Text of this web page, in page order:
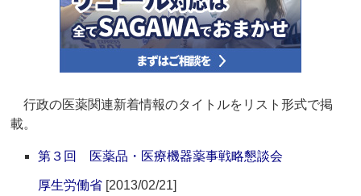
行政の医薬関連新着情報のタイトルをリスト形式で掲
載。
第３回 医薬品・医療機器薬事戦略懇談会
厚生労働省 [2013/02/21]